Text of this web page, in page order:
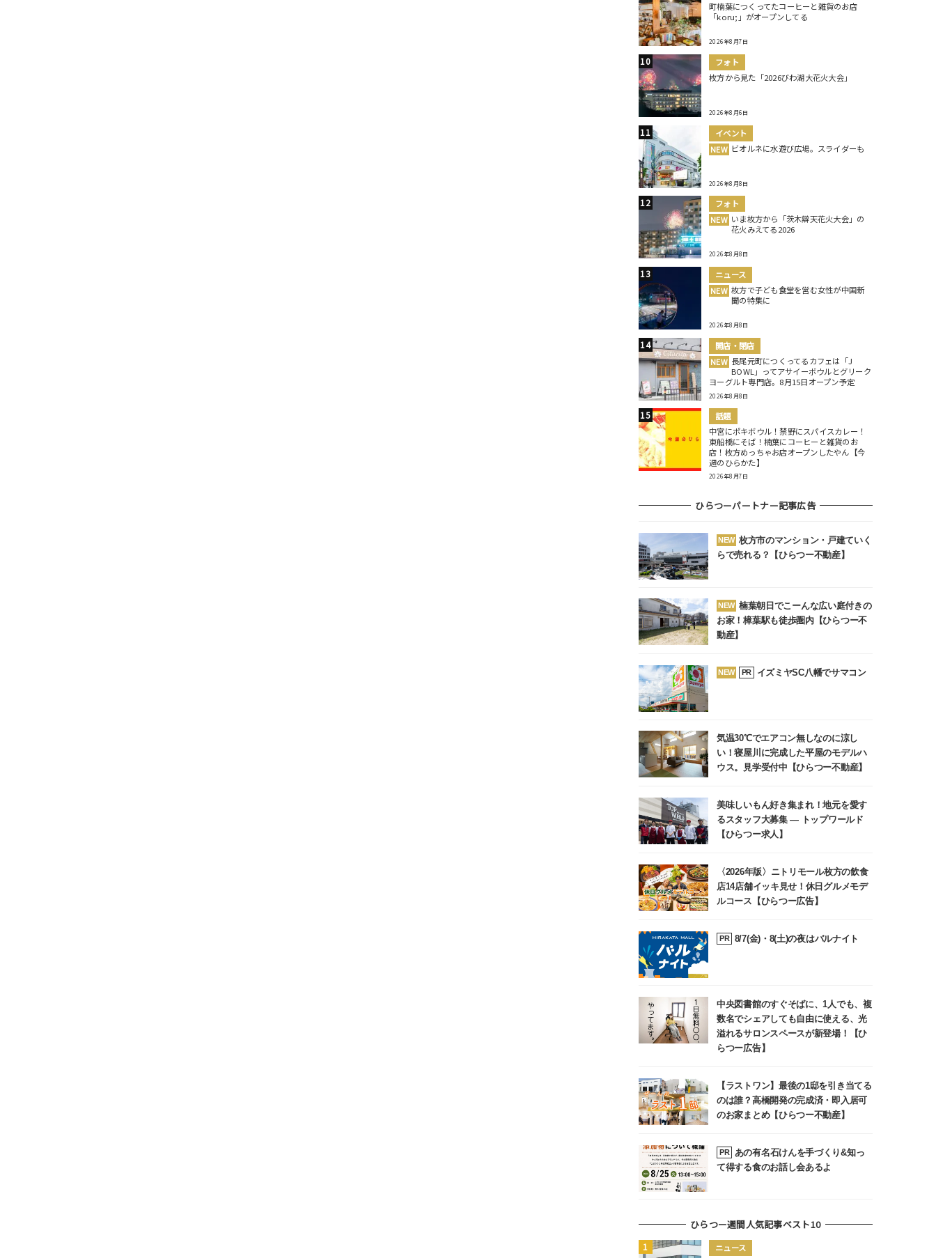
町楠葉につくってたコーヒーと雑貨のお店
「koru;」がオープンしてる
2026年8月7日
フォト
枚方から見た「2026びわ湖大花火大会」
2026年8月6日
イベント
NEW ビオルネに水遊び広場。スライダーも
2026年8月8日
フォト
NEW いま枚方から「茨木辯天花火大会」の
花火みえてる2026
2026年8月8日
ニュース
NEW 枚方で子ども食堂を営む女性が中国新
聞の特集に
2026年8月8日
開店・閉店
NEW 長尾元町につくってるカフェは「J
BOWL」ってアサイーボウルとグリーク
ヨーグルト専門店。8月15日オープン予定
2026年8月8日
話題
中宮にポキボウル！禁野にスパイスカレー！
東船橋にそば！楠葉にコーヒーと雑貨のお
店！枚方めっちゃお店オープンしたやん【今
週のひらかた】
2026年8月7日
ひらつーパートナー記事広告
NEW 枚方市のマンション・戸建ていく
らで売れる？【ひらつー不動産】
NEW 楠葉朝日でこーんな広い庭付きの
お家！樟葉駅も徒歩圏内【ひらつー不
動産】
NEW PR イズミヤSC八幡でサマコン
気温30℃でエアコン無しなのに涼し
い！寝屋川に完成した平屋のモデルハ
ウス。見学受付中【ひらつー不動産】
美味しいもん好き集まれ！地元を愛す
るスタッフ大募集 ― トップワールド
【ひらつー求人】
〈2026年版〉ニトリモール枚方の飲食
店14店舗イッキ見せ！休日グルメモデ
ルコース【ひらつー広告】
PR 8/7(金)・8(土)の夜はバルナイト
中央図書館のすぐそばに、1人でも、複
数名でシェアしても自由に使える、光
溢れるサロンスペースが新登場！【ひ
らつー広告】
【ラストワン】最後の1邸を引き当てる
のは誰？高橋開発の完成済・即入居可
のお家まとめ【ひらつー不動産】
PR
あの有名石けんを手づくり&知っ
て得する食のお話し会あるよ
ひらつー週間人気記事ベスト10
ニュース